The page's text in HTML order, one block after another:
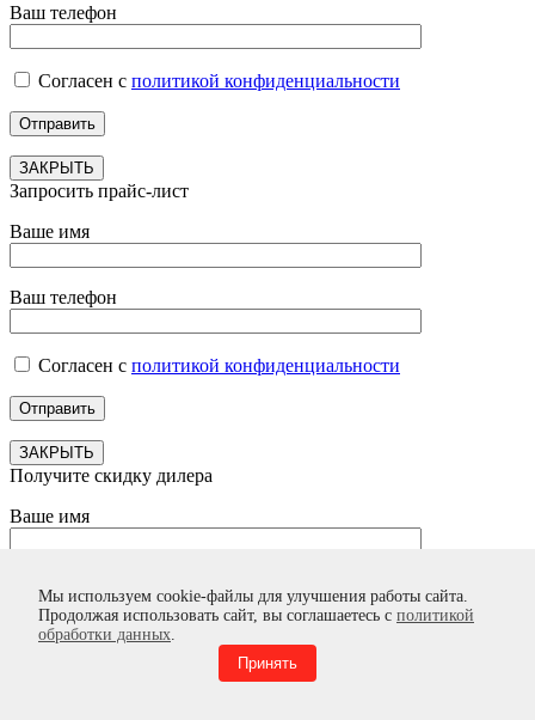
Мы используем cookie-файлы для улучшения работы сайта.
Продолжая использовать сайт, вы соглашаетесь с политикой
обработки данных.
Принять
Ваш телефон
Согласен с политикой конфиденциальности
ЗАКРЫТЬ
Запросить прайс-лист
Ваше имя
Ваш телефон
Согласен с политикой конфиденциальности
ЗАКРЫТЬ
Получите скидку дилера
Ваше имя
Согласен с политикой конфиденциальности